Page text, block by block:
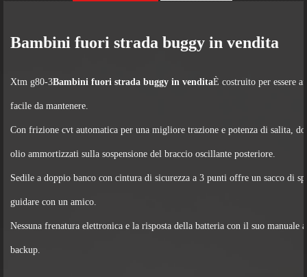
Bambini fuori strada buggy in vendita
Xtm g80-3Bambini fuori strada buggy in venditaÈ costruito per essere
facile da mantenere.
Con frizione cvt automatica per una migliore trazione e potenza di salita,
olio ammortizzati sulla sospensione del braccio oscillante posteriore.
Sedile a doppio banco con cintura di sicurezza a 3 punti offre un sacco di
guidare con un amico.
Nessuna frenatura elettronica e la risposta della batteria con il suo manuale
backup.
buggy in vendita